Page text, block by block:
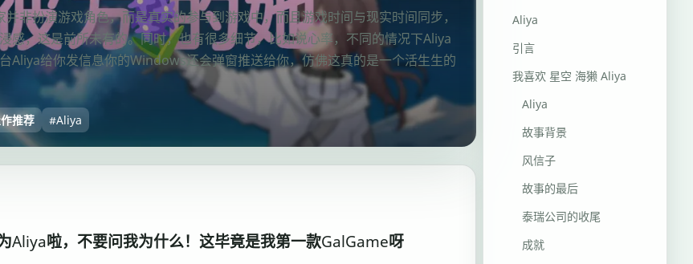
非扮演游戏角色，而是真实的参与到游戏中，而且游戏时间与现实时间同步，
感，这是前所未有的。同时，也有很多细节，比如说心率，不同的情况下Aliya
Aliya给你发信息你的Windows还会弹窗推送给你，仿佛这真的是一个活生生的
推荐 #Aliya
Aliya啦，不要问我为什么！这毕竟是我第一款GalGame呀
Aliya
引言
我喜欢 星空 海獭 Aliya
Aliya
故事背景
风信子
故事的最后
泰瑞公司的收尾
成就